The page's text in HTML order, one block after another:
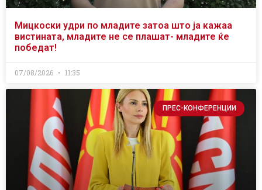
Мицкоски удри по младите затоа што ја кажаа
вистината, младите не се плашат- младите ќе
победат!
07/08/2026 11:35
ПРЕС-КОНФЕРЕНЦИИ